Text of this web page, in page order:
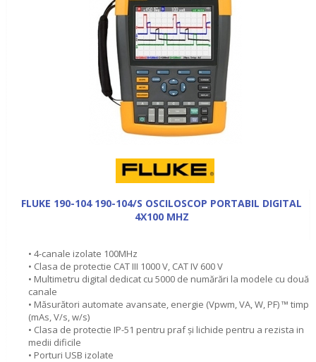
FLUKE 190-104 190-104/S OSCILOSCOP PORTABIL DIGITAL
4X100 MHZ
• 4-canale izolate 100MHz
• Clasa de protectie CAT III 1000 V, CAT IV 600 V
• Multimetru digital dedicat cu 5000 de numărări la modele cu două
canale
• Măsurători automate avansate, energie (Vpwm, VA, W, PF) ™ timp
(mAs, V/s, w/s)
• Clasa de protectie IP-51 pentru praf şi lichide pentru a rezista in
medii dificile
• Porturi USB izolate